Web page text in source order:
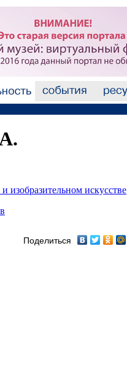
изобразительном искусстве
Поделиться